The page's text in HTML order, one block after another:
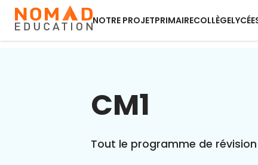
NOTRE PROJETPRIMAIRECOLLÈGELYCÉE
CM1
Tout le programme de